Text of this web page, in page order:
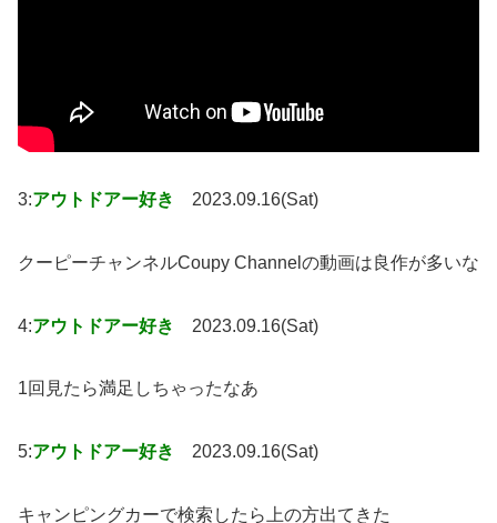
3:アウトドアー好き 2023.09.16(Sat)
クーピーチャンネルCoupy Channelの動画は良作が多いな
4:アウトドアー好き 2023.09.16(Sat)
1回見たら満足しちゃったなあ
5:アウトドアー好き 2023.09.16(Sat)
キャンピングカーで検索したら上の方出てきた